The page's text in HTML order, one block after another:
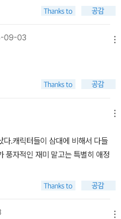
09-03
다.캐릭터들이 삼대에 비해서 다들
풍자적인 재미 말고는 특별히 애정